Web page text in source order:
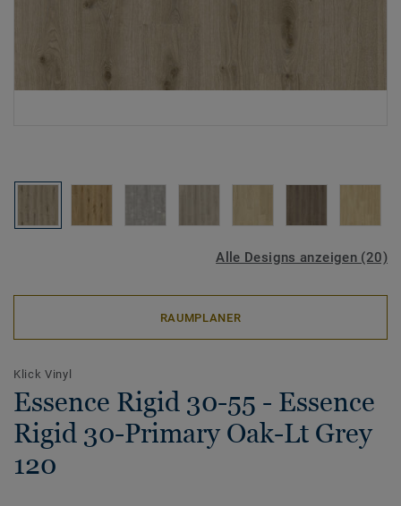
Alle Designs anzeigen (20)
RAUMPLANER
Klick Vinyl
Essence Rigid 30-55 - Essence
Rigid 30-Primary Oak-Lt Grey
120